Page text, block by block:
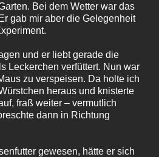
Bei dem Wetter war das
gab mir aber die Gelegenheit
und er liebt gerade die
Leckerchen verfüttert. Nun war
zu verspeisen. Da holte ich
heraus und knisterte
fraß weiter – vermutlich
dann in Richtung
gewesen, hätte er sich